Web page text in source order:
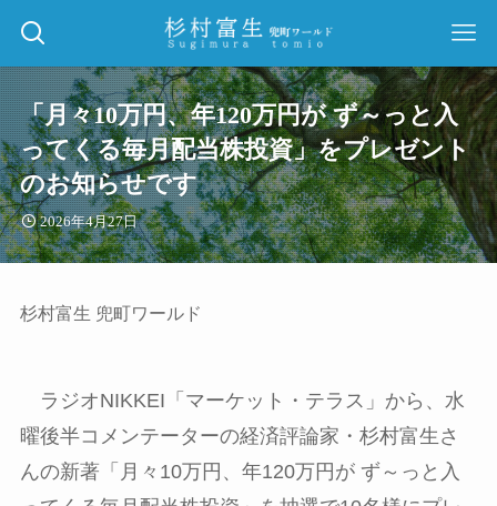
「月々10万円、年120万円が ず～っと入
ってくる毎月配当株投資」をプレゼント
のお知らせです
2026年4月27日
杉村富生 兜町ワールド
ラジオNIKKEI「マーケット・テラス」から、 水
曜後半コメンテーターの経済評論家・杉村富生さ
んの新著「月々10万円、年120万円が ず～っと入